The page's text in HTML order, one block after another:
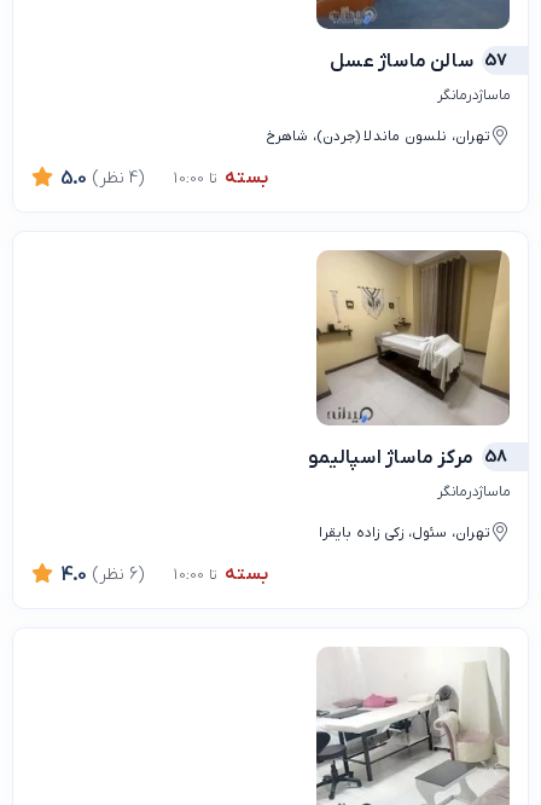
57 سالن ماساژ عسل
ماساژدرمانگر
تهران، نلسون ماندلا (جردن)، شاهرخ
بسته تا 10:00 5.0 (4 نظر)
58 مرکز ماساژ اسپالیمو
ماساژدرمانگر
تهران، سئول، زکی زاده بایقرا
بسته تا 10:00 4.0 (6 نظر)